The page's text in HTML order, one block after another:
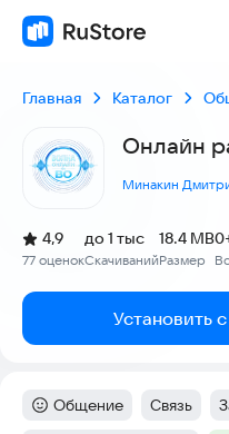
Главная Каталог
Онлайн
Минакин
Рейтинг:
4,9
(
77 оценок
)
Скачиваний
до 1 тыс
Размер
18.4 MB
Установить
Категория:
Общение Тег:
Связь